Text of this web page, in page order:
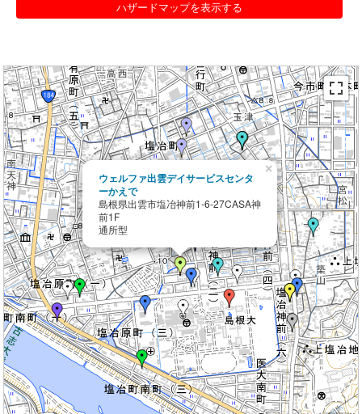
ハザードマップを表示する
ウェルファ出雲デイサービスセンタ
ーかえで
島根県出雲市塩冶神前1-6-27CASA神
前1F
通所型
×